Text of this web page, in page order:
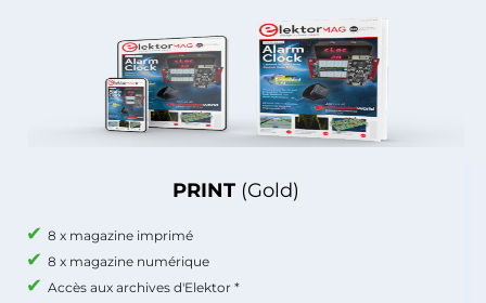
PRINT (Gold)
8 x magazine imprimé
8 x magazine numérique
Accès aux archives d'Elektor *